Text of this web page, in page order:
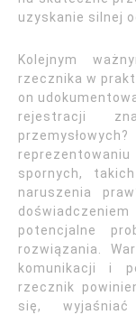
uzyskanie silnej
Kolejnym
rzecznika w
on
rejestracji
spornych,
naruszenia
potencjalne
rozwiązania.
komunikacji i
rzecznik
się,